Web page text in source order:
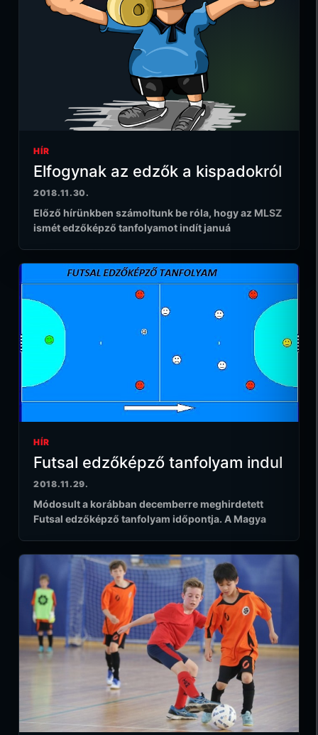
HÍR
Elfogynak az edzők a kispadokról
2018.11.30.
Előző hírünkben számoltunk be róla, hogy az MLSZ
ismét edzőképző tanfolyamot indít januá
HÍR
Futsal edzőképző tanfolyam indul
2018.11.29.
Módosult a korábban decemberre meghirdetett
Futsal edzőképző tanfolyam időpontja. A Magya